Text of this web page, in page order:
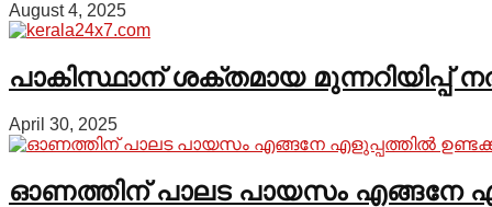
August 4, 2025
പാകിസ്ഥാന് ശക്തമായ മുന്നറിയിപ്പ്
April 30, 2025
ഓണത്തിന് പാലട പായസം എങ്ങനേ